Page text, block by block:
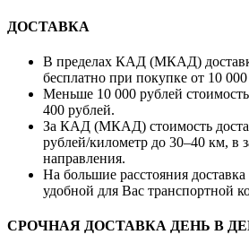
ДОСТАВКА
В пределах КАД (МКАД)
бесплатно при покупке от 10
Меньше 10 000 рублей стоимость
400 рублей.
За КАД (МКАД) стоимость
рублей/километр до 30–40 км, в
направления.
На большие расстояния
удобной для Вас транспортной
СРОЧНАЯ ДОСТАВКА ДЕНЬ В